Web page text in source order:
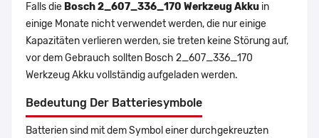
Falls die Bosch 2_607_336_170 Werkzeug Akku in
einige Monate nicht verwendet werden, die nur einige
Kapazitäten verlieren werden, sie treten keine Störung auf,
vor dem Gebrauch sollten Bosch 2_607_336_170
Werkzeug Akku vollständig aufgeladen werden.
Bedeutung Der Batteriesymbole
Batterien sind mit dem Symbol einer durchgekreuzten